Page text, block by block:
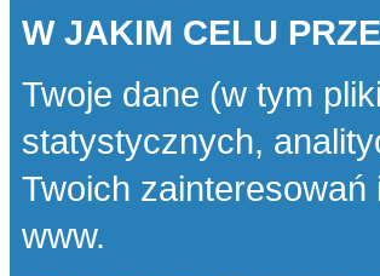
W JAKIM CELU
Twoje dane (w tym
statystycznych,
Twoich
www.